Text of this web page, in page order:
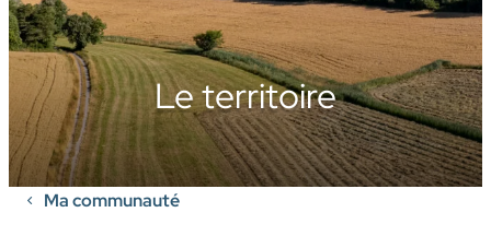
Le territoire
Ma communauté